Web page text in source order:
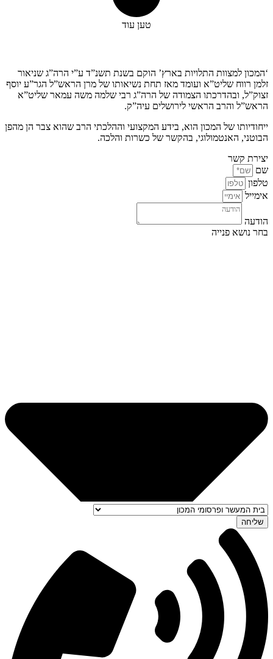
טען עוד
‘המכון למצוות התלויות בארץ’ הוקם בשנת תשנ”ד ע”י הרה”ג שניאור
זלמן רווח שליט”א ועומד מאז תחת נשיאותו של מרן הראש”ל הגר”ע יוסף
זצוק”ל, ובהדרכתו הצמודה של הרה”ג רבי שלמה משה עמאר שליט”א
הראש”ל והרב הראשי לירושלים עיה”ק.
ייחודיותו של המכון הוא, בידע המקצועי וההלכתי הרב שהוא צבר הן מהפן
הבוטני, האנטמולוגי, בהקשר של כשרות והלכה.
יצירת קשר
שם
טלפון
אימייל
הודעה
בחר נושא פנייה
שליחה